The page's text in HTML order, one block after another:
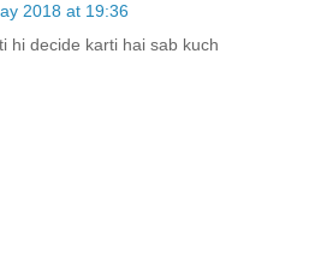
2018 at 19:36
hi decide karti hai sab kuch